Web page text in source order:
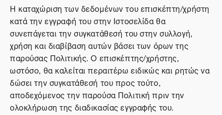
Η καταχώριση των δεδομένων του επισκέπτη/χρήστη
κατά την εγγραφή του στην Ιστοσελίδα θα
συνεπάγεται την συγκατάθεσή του στην συλλογή,
χρήση και διαβίβαση αυτών βάσει των όρων της
παρούσας Πολιτικής. Ο επισκέπτης/χρήστης,
ωστόσο, θα καλείται περαιτέρω ειδικώς και ρητώς να
δώσει την συγκατάθεσή του προς τούτο,
αποδεχόμενος την παρούσα Πολιτική πριν την
ολοκλήρωση της διαδικασίας εγγραφής του.